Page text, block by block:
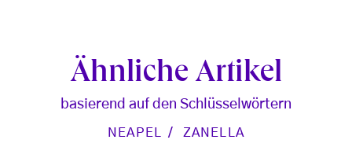
Ähnliche Artikel
basierend auf den Schlüsselwörtern
NEAPEL ZANELLA